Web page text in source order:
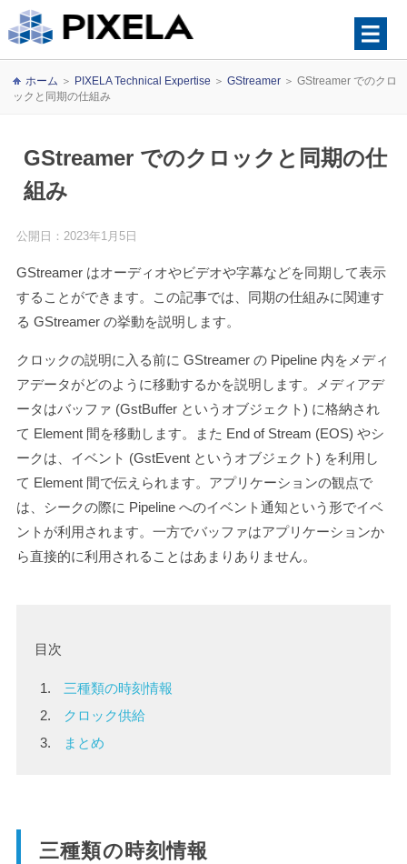
ホーム ＞ PIXELA Technical Expertise ＞ GStreamer ＞ GStreamer でのクロ
ックと同期の仕組み
GStreamer でのクロックと同期の仕
組み
公開日：2023年1月5日
GStreamer はオーディオやビデオや字幕などを同期して表示
することができます。この記事では、同期の仕組みに関連す
る GStreamer の挙動を説明します。
クロックの説明に入る前に GStreamer の Pipeline 内をメディ
アデータがどのように移動するかを説明します。メディアデ
ータはバッファ (GstBufferというオブジェクト) に格納され
て Element 間を移動します。また End of Stream (EOS) やシ
ークは、イベント (GstEventというオブジェクト) を利用し
て Element 間で伝えられます。アプリケーションの観点で
は、シークの際に Pipeline へのイベント通知という形でイベ
ントが利用されます。一方でバッファはアプリケーションか
ら直接的に利用されることはあまりありません。
目次
三種類の時刻情報
クロック供給
まとめ
三種類の時刻情報